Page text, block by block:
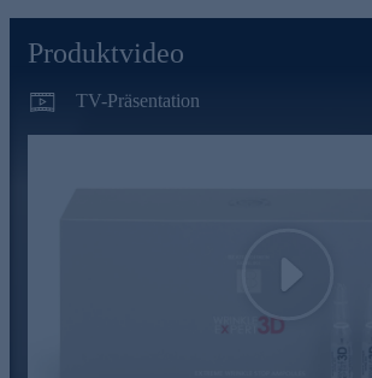
einem glatteren, entspannteren Hautbild bei.
Produktvideo
TV-Präsentation
Play